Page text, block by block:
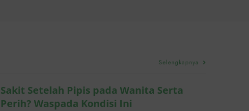
Selengkapnya
Sakit Setelah Pipis pada Wanita Serta
Perih? Waspada Kondisi Ini